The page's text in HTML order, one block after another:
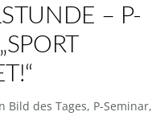
– P-S
V
Bild des Tages, P-Seminar,